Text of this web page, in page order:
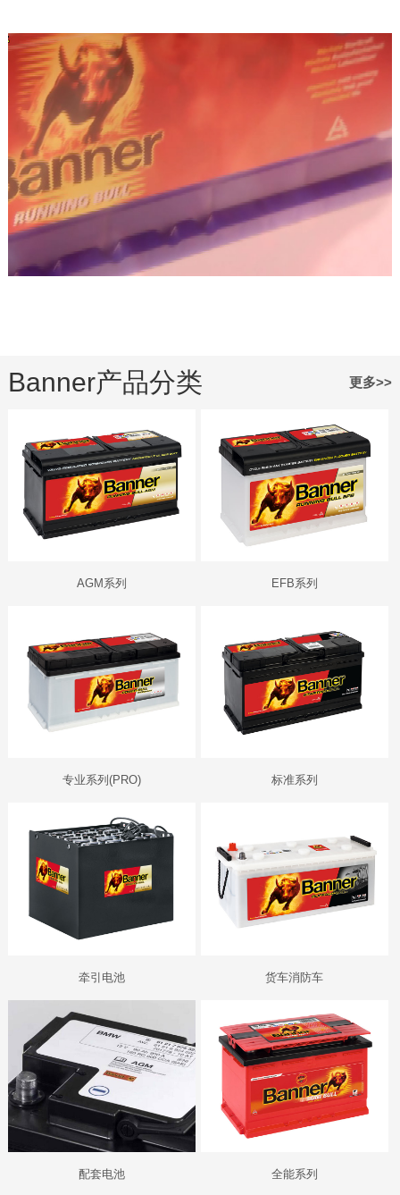
ISOTS 16949英文 Banner GmbH
Banner产品分类 更多>>
AGM系列 EFB系列
专业系列(PRO) 标准系列
牵引电池 货车消防车
配套电池 全能系列